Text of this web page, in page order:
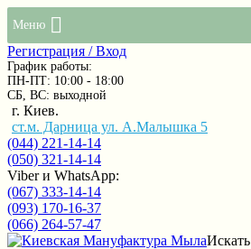
Меню
Регистрация / Вход
График работы:
ПН-ПТ: 10:00 - 18:00
СБ, ВС: выходной
г. Киев.
ст.м. Дарница ул. А.Малышка 5
(044) 221-14-14
(050) 321-14-14
Viber и WhatsApp:
(067) 333-14-14
(093) 170-16-37
(066) 264-57-47
Искать